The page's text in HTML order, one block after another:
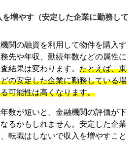
増やす（安定した企業に勤務して
関の融資を利用して物件を購入す
先や年収、勤続年数などの属性に
結果は変わります。たとえば、東
の安定した企業に勤務している場
可能性は高くなります。
数が短いと、金融機関の評価が下
るかもしれません。安定した企業
転職はしないで収入を増やすこと